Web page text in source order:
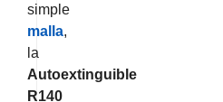
simple
malla,
la
Autoextinguible
R140